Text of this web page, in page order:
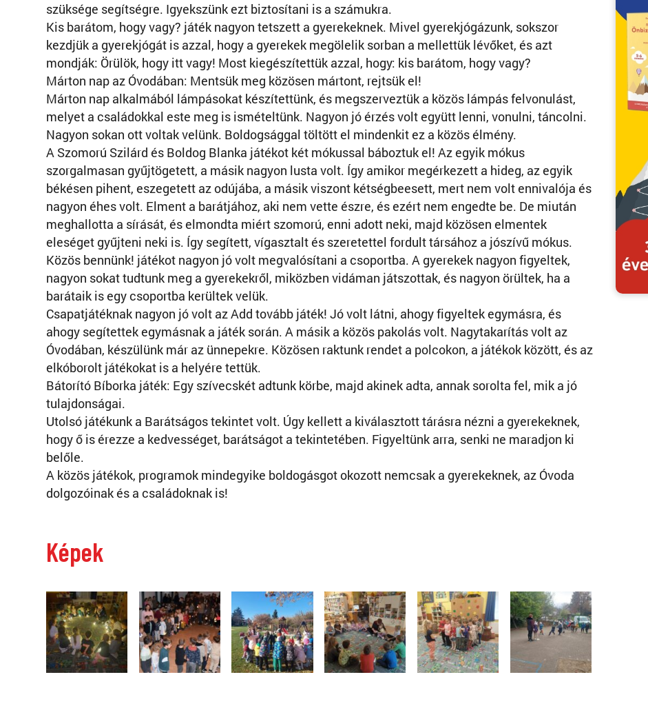
szüksége segítségre. Igyekszünk ezt biztosítani is a számukra.
Kis barátom, hogy vagy? játék nagyon tetszett a gyerekeknek. Mivel gyerekjógázunk, sokszor
kezdjük a gyerekjógát is azzal, hogy a gyerekek megölelik sorban a mellettük lévőket, és azt
mondják: Örülök, hogy itt vagy! Most kiegészítettük azzal, hogy: kis barátom, hogy vagy?
Márton nap az Óvodában: Mentsük meg közösen mártont, rejtsük el!
Márton nap alkalmából lámpásokat készítettünk, és megszerveztük a közös lámpás felvonulást,
melyet a családokkal este meg is ismételtünk. Nagyon jó érzés volt együtt lenni, vonulni, táncolni.
Nagyon sokan ott voltak velünk. Boldogsággal töltött el mindenkit ez a közös élmény.
A Szomorú Szilárd és Boldog Blanka játékot két mókussal báboztuk el! Az egyik mókus
szorgalmasan gyűjtögetett, a másik nagyon lusta volt. Így amikor megérkezett a hideg, az egyik
békésen pihent, eszegetett az odújába, a másik viszont kétségbeesett, mert nem volt ennivalója és
nagyon éhes volt. Elment a barátjához, aki nem vette észre, és ezért nem engedte be. De miután
meghallotta a sírását, és elmondta miért szomorú, enni adott neki, majd közösen elmentek
eleséget gyűjteni neki is. Így segített, vígasztalt és szeretettel fordult társához a jószívű mókus.
Közös bennünk! játékot nagyon jó volt megvalósítani a csoportba. A gyerekek nagyon figyeltek,
nagyon sokat tudtunk meg a gyerekekről, miközben vidáman játszottak, és nagyon örültek, ha a
barátaik is egy csoportba kerültek velük.
Csapatjátéknak nagyon jó volt az Add tovább játék! Jó volt látni, ahogy figyeltek egymásra, és
ahogy segítettek egymásnak a játék során. A másik a közös pakolás volt. Nagytakarítás volt az
Óvodában, készülünk már az ünnepekre. Közösen raktunk rendet a polcokon, a játékok között, és az
elkóborolt játékokat is a helyére tettük.
Bátorító Bíborka játék: Egy szívecskét adtunk körbe, majd akinek adta, annak sorolta fel, mik a jó
tulajdonságai.
Utolsó játékunk a Barátságos tekintet volt. Úgy kellett a kiválasztott tárásra nézni a gyerekeknek,
hogy ő is érezze a kedvességet, barátságot a tekintetében. Figyeltünk arra, senki ne maradjon ki
belőle.
A közös játékok, programok mindegyike boldogásgot okozott nemcsak a gyerekeknek, az Óvoda
dolgozóinak és a családoknak is!
Képek